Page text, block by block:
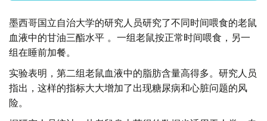
墨西哥国立自治大学的研究人员研究了不同时间喂食的老鼠
血液中的甘油三酯水平 。一组老鼠按正常时间喂食，另一
组在睡前加餐。
实验表明，第二组老鼠血液中的脂肪含量高得多。研究人员
指出，这样的指标大大增加了出现糖尿病和心脏问题的风
险。